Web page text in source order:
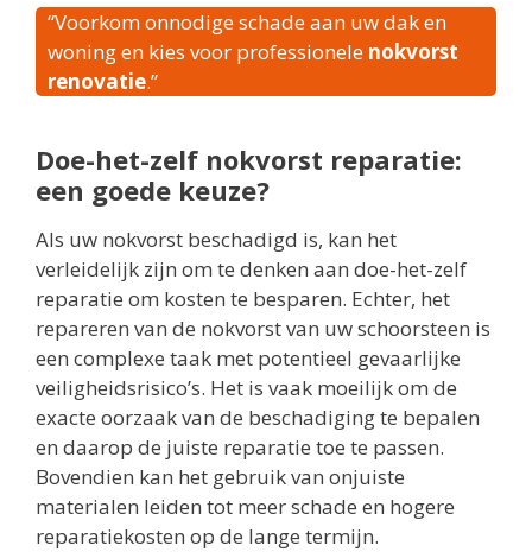
“Voorkom onnodige schade aan uw dak en
woning en kies voor professionele nokvorst
renovatie.”
Doe-het-zelf nokvorst reparatie:
een goede keuze?
Als uw nokvorst beschadigd is, kan het
verleidelijk zijn om te denken aan doe-het-zelf
reparatie om kosten te besparen. Echter, het
repareren van de nokvorst van uw schoorsteen is
een complexe taak met potentieel gevaarlijke
veiligheidsrisico’s. Het is vaak moeilijk om de
exacte oorzaak van de beschadiging te bepalen
en daarop de juiste reparatie toe te passen.
Bovendien kan het gebruik van onjuiste
materialen leiden tot meer schade en hogere
reparatiekosten op de lange termijn.